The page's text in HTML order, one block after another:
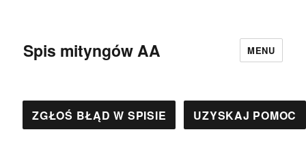
Spis mityngów AA MENU
ZGŁOŚ BŁĄD W SPISIE UZYSKAJ POMOC